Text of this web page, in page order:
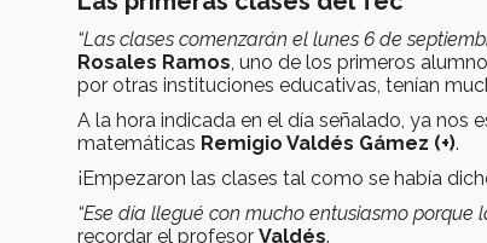
“Las clases comenzarán el lunes 6 de
Rosales Ramos, uno de los primeros
por otras instituciones educativas, tenían
A la hora indicada en el día señalado, ya nos
matemáticas Remigio Valdés Gámez (+).
¡Empezaron las clases tal como se había
“Ese día llegué con mucho entusiasmo
recordar el profesor Valdés.